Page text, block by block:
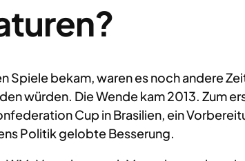
bekam, waren es noch andere
würden. Die Wende kam 2013. Zum
Cup in Brasilien, ein
Politik gelobte Besserung.